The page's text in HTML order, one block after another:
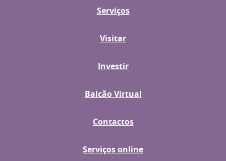
Serviços
Visitar
Investir
Balcão Virtual
Contactos
Serviços online